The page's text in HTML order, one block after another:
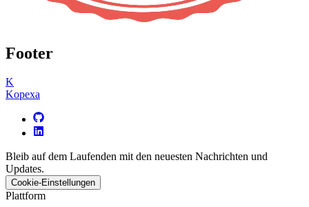
Footer
K
Kopexa
Bleib auf dem Laufenden mit den neuesten Nachrichten und
Updates.
Cookie-Einstellungen
Plattform